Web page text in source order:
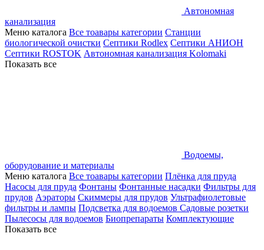
Автономная
канализация
Меню каталога Все тоавары категории Станции
биологической очистки Септики Rodlex Септики АНИОН
Септики ROSTOK Автономная канализация Kolomaki
Показать все
Водоемы,
оборудование и материалы
Меню каталога Все тоавары категории Плёнка для пруда
Насосы для пруда Фонтаны Фонтанные насадки Фильтры для
прудов Аэраторы Скиммеры для прудов Ультрафиолетовые
фильтры и лампы Подсветка для водоемов Садовые розетки
Пылесосы для водоемов Биопрепараты Комплектующие
Показать все